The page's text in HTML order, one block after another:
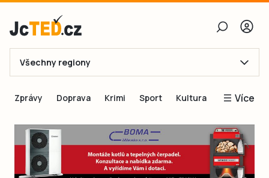
E-mail
Obnovit heslo
Přihlásit se
Všechny regiony
Zprávy Doprava Krimi Sport Kultura Více
Blogy
Inspirace
Čtenáři píší